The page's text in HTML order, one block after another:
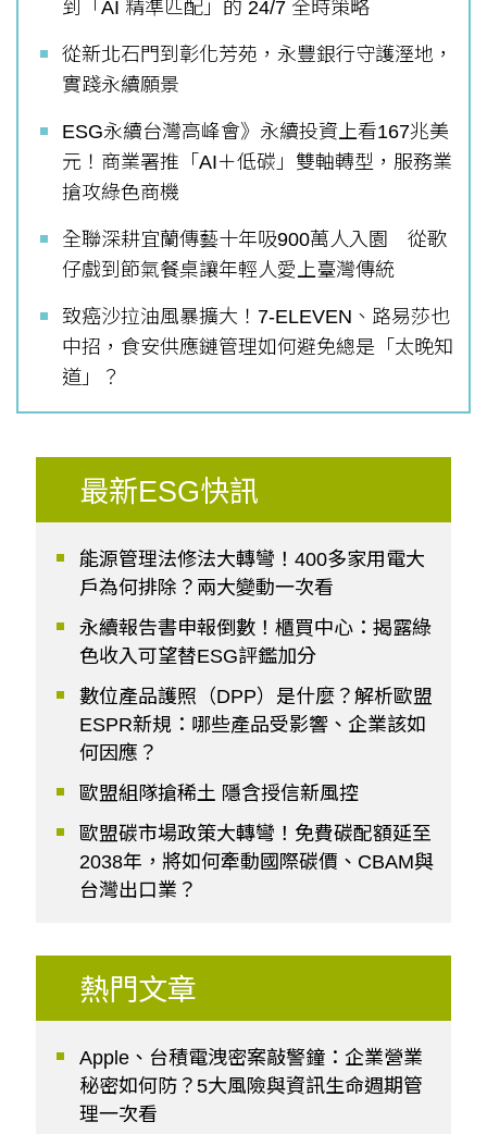
到「AI 精準匹配」的 24/7 全時策略
從新北石門到彰化芳苑，永豐銀行守護溼地，
實踐永續願景
ESG永續台灣高峰會》永續投資上看167兆美
元！商業署推「AI＋低碳」雙軸轉型，服務業
搶攻綠色商機
全聯深耕宜蘭傳藝十年吸900萬人入園 從歌
仔戲到節氣餐桌讓年輕人愛上臺灣傳統
致癌沙拉油風暴擴大！7-ELEVEN、路易莎也
中招，食安供應鏈管理如何避免總是「太晚知
道」？
最新ESG快訊
能源管理法修法大轉彎！400多家用電大
戶為何排除？兩大變動一次看
永續報告書申報倒數！櫃買中心：揭露綠
色收入可望替ESG評鑑加分
數位產品護照（DPP）是什麼？解析歐盟
ESPR新規：哪些產品受影響、企業該如
何因應？
歐盟組隊搶稀土 隱含授信新風控
歐盟碳市場政策大轉彎！免費碳配額延至
2038年，將如何牽動國際碳價、CBAM與
台灣出口業？
熱門文章
Apple、台積電洩密案敲警鐘：企業營業
秘密如何防？5大風險與資訊生命週期管
理一次看